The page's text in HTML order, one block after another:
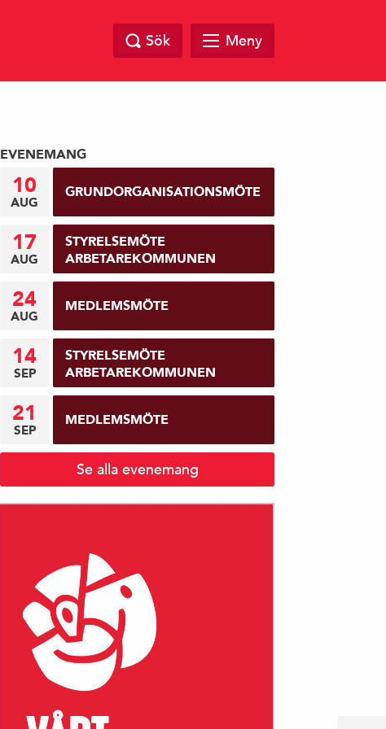
Sök Meny
EVENEMANG
10
AUG
GRUNDORGANISATIONSMÖTE
17
AUG
STYRELSEMÖTE
ARBETAREKOMMUNEN
24
AUG
MEDLEMSMÖTE
14
SEP
STYRELSEMÖTE
ARBETAREKOMMUNEN
21
SEP
MEDLEMSMÖTE
Se alla evenemang